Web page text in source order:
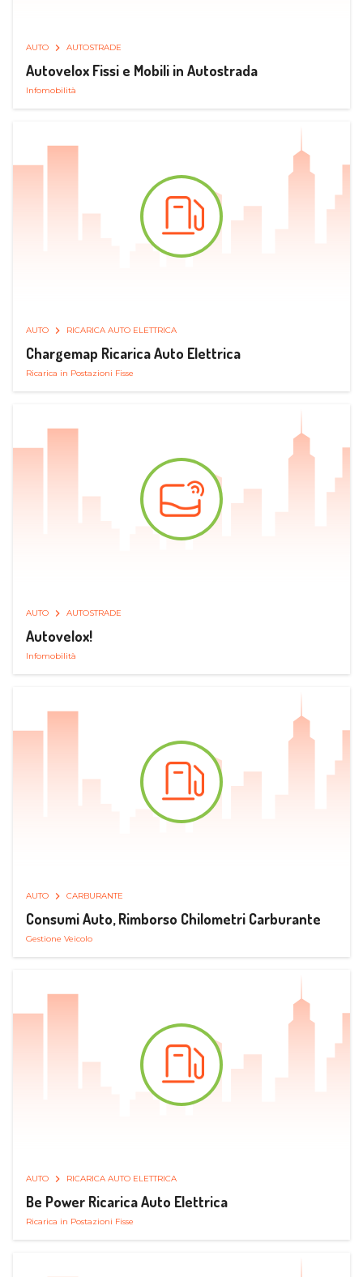
AUTO AUTOSTRADE
Autovelox Fissi e Mobili in Autostrada
Infomobilità
AUTO RICARICA AUTO ELETTRICA
Chargemap Ricarica Auto Elettrica
Ricarica in Postazioni Fisse
AUTO AUTOSTRADE
Autovelox!
Infomobilità
AUTO CARBURANTE
Consumi Auto, Rimborso Chilometri Carburante
Gestione Veicolo
AUTO RICARICA AUTO ELETTRICA
Be Power Ricarica Auto Elettrica
Ricarica in Postazioni Fisse